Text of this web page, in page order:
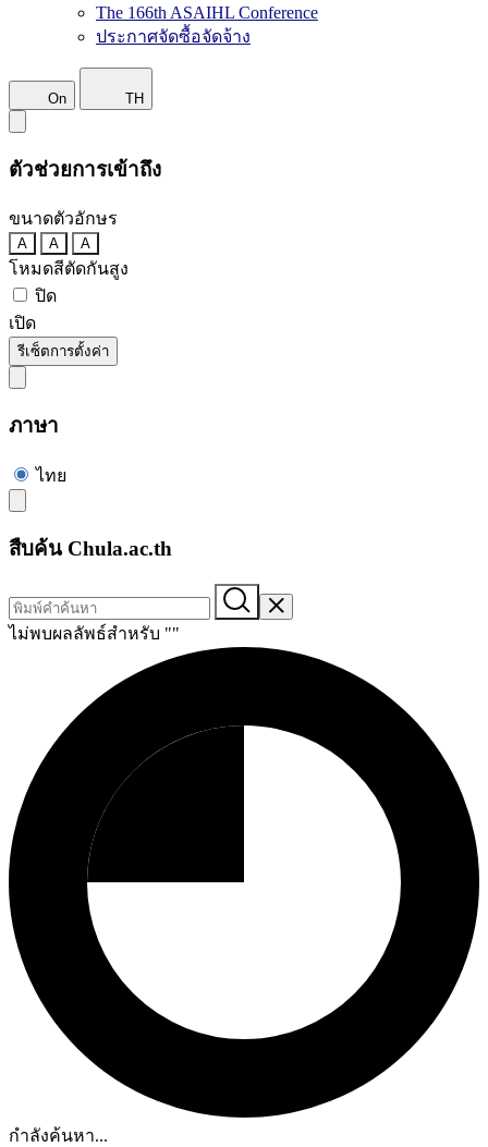
The 166th ASAIHL Conference
ประกาศจัดซื้อจัดจ้าง
On TH
ตัวช่วยการเข้าถึง
ขนาดตัวอักษร
A A A
โหมดสีตัดกันสูง
ปิด
เปิด
รีเซ็ตการตั้งค่า
ภาษา
ไทย
สืบค้น Chula.ac.th
ไม่พบผลลัพธ์สำหรับ ""
กำลังค้นหา...